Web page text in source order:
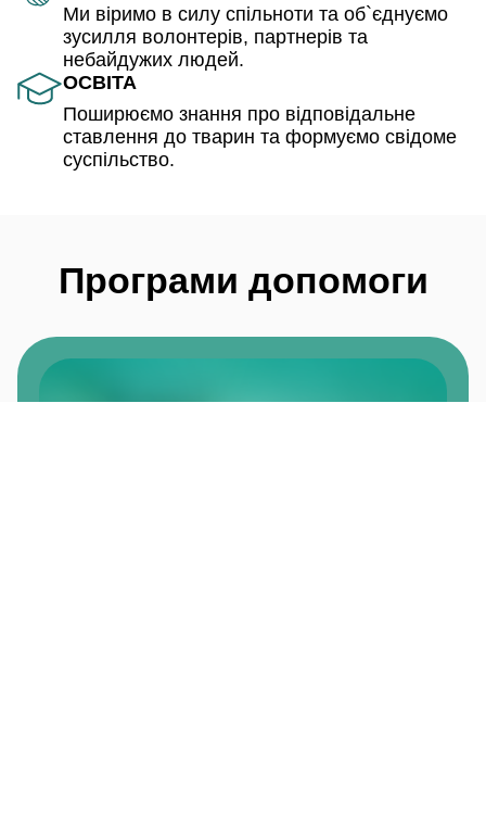
Ми віримо в силу спільноти та об`єднуємо
зусилля волонтерів, партнерів та
небайдужих людей.
ОСВІТА
Поширюємо знання про відповідальне
ставлення до тварин та формуємо свідоме
суспільство.
Програми допомоги